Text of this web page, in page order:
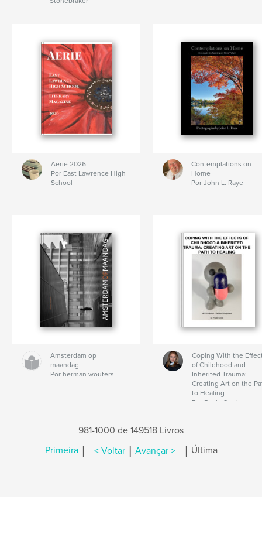
Aerie 2026
Por East Lawrence High
School
Contemplations on
Home
Por John L. Raye
Amsterdam op
maandag
Por herman wouters
Coping With the
of Childhood and
Inherited Trauma:
Creating Art on the
to Healing
Por Paula Currie
981-1000 de 149518 Livros
Primeira | < Voltar | Avançar > | Última